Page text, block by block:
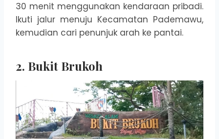
30 menit menggunakan kendaraan pribadi.
Ikuti jalur menuju Kecamatan Pademawu,
kemudian cari penunjuk arah ke pantai.
2. Bukit Brukoh